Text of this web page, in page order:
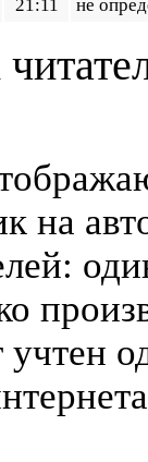
21:11 не
на
учтен